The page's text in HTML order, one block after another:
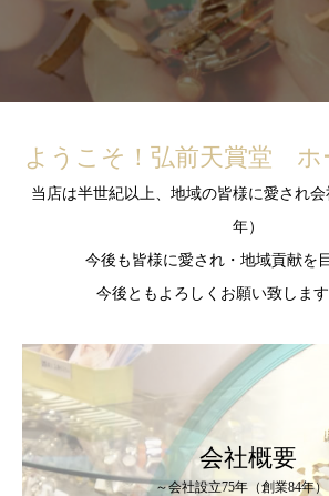
ようこそ！弘前天賞堂 ホ
当店は半世紀以上、地域の皆様に愛され
年）
今後も皆様に愛され・地域貢献を
今後ともよろしくお願い致しま
会社概要
～会社設立75年（創業84年）